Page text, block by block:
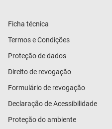
Ficha técnica
Termos e Condições
Proteção de dados
Direito de revogação
Formulário de revogação
Declaração de Acessibilidade
Proteção do ambiente